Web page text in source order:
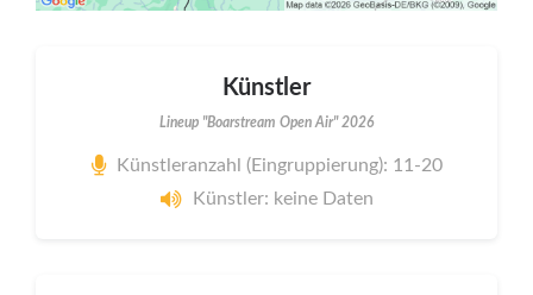
Künstler
Lineup "Boarstream Open Air" 2026
Künstleranzahl (Eingruppierung): 11-20
Künstler: keine Daten